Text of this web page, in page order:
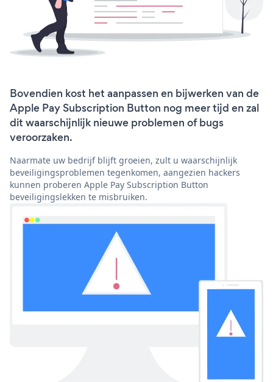
Bovendien kost het aanpassen en bijwerken van de
Apple Pay Subscription Button nog meer tijd en zal
dit waarschijnlijk nieuwe problemen of bugs
veroorzaken.
Naarmate uw bedrijf blijft groeien, zult u waarschijnlijk
beveiligingsproblemen tegenkomen, aangezien hackers
kunnen proberen Apple Pay Subscription Button
beveiligingslekken te misbruiken.